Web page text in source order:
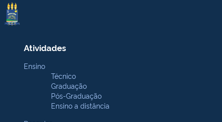
Atividades
Ensino
Técnico
Graduação
Pós-Graduação
Ensino a distância